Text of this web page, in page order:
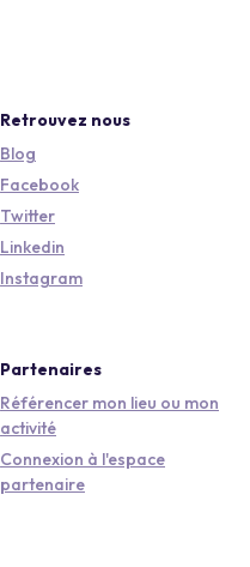
Retrouvez nous
Blog
Facebook
Twitter
Linkedin
Instagram
Partenaires
Référencer mon lieu ou mon
activité
Connexion à l'espace
partenaire